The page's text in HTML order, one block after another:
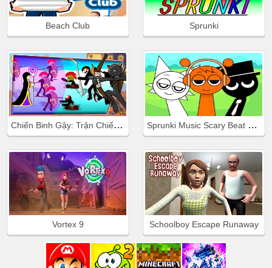
Beach Club Sprunki
Chiến Binh Gậy: Trận Chiến Mới Sprunki Music Scary Beat Box
Vortex 9 Schoolboy Escape Runaway